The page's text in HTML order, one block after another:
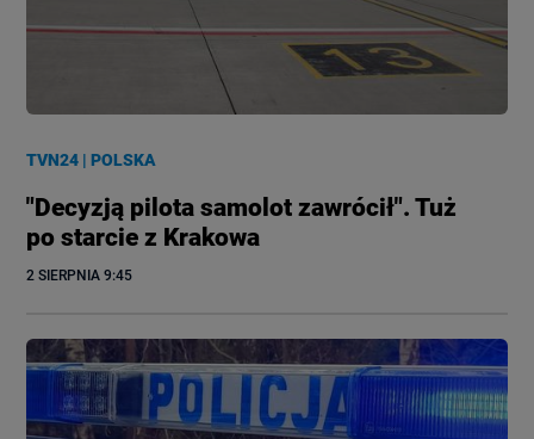
TVN24 |POLSKA
"Decyzją pilota samolot zawrócił". Tuż
po starcie z Krakowa
2 SIERPNIA 9:45